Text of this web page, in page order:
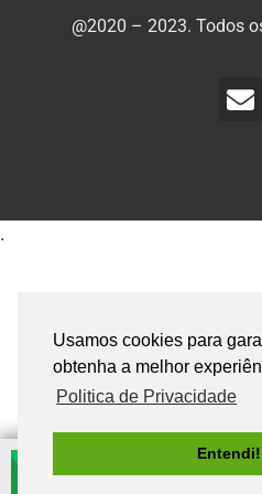
Usamos cookies para
obtenha a melhor
Politica de Privacidade
Entendi!
@2020 – 2023. Todos
.